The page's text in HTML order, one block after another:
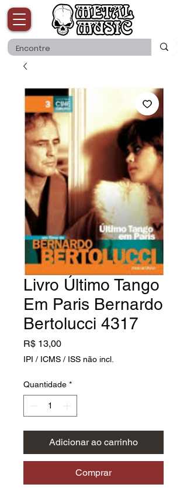
Livro Último Tango
Em Paris Bernardo
Bertolucci 4317
R$ 13,00Preço
IPI / ICMS / ISS não incl.
Quantidade *
Adicionar ao carrinho
Comprar